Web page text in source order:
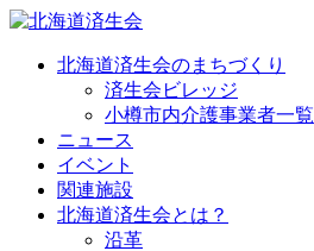
北海道済生会のまちづくり
済生会ビレッジ
小樽市内介護事業者一覧
ニュース
イベント
関連施設
北海道済生会とは？
沿革